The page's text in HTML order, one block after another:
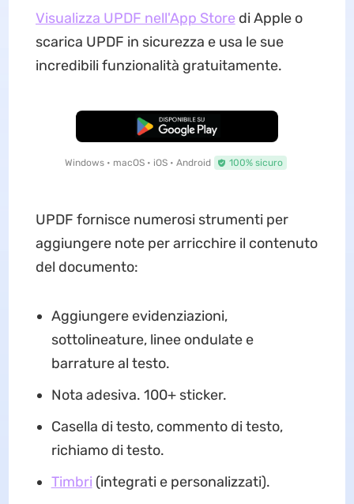
Visualizza UPDF nell'App Store di Apple o
scarica UPDF in sicurezza e usa le sue
incredibili funzionalità gratuitamente.
Download Gratis
Windows • macOS • iOS • Android 100% sicuro
UPDF fornisce numerosi strumenti per
aggiungere note per arricchire il contenuto
del documento:
Aggiungere evidenziazioni,
sottolineature, linee ondulate e
barrature al testo.
Nota adesiva. 100+ sticker.
Casella di testo, commento di testo,
richiamo di testo.
Timbri (integrati e personalizzati).